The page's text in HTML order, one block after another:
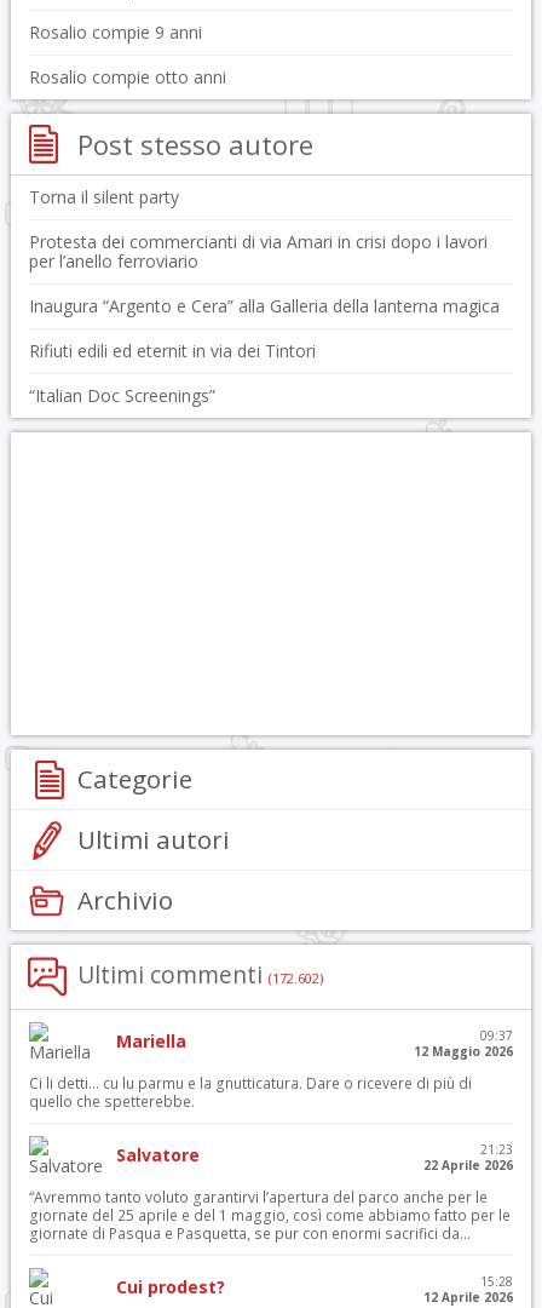
Rosalio compie 9 anni
Rosalio compie otto anni
Post stesso autore
Torna il silent party
Protesta dei commercianti di via Amari in crisi dopo i lavori
per l’anello ferroviario
Inaugura “Argento e Cera” alla Galleria della lanterna magica
Rifiuti edili ed eternit in via dei Tintori
“Italian Doc Screenings”
Categorie
Ultimi autori
Archivio
Ultimi commenti (172.602)
Mariella
09:37
12 Maggio 2026
Ci li detti… cu lu parmu e la gnutticatura. Dare o ricevere di più di
quello che spetterebbe.
Salvatore
21:23
22 Aprile 2026
“Avremmo tanto voluto garantirvi l’apertura del parco anche per le
giornate del 25 aprile e del 1 maggio, così come abbiamo fatto per le
giornate di Pasqua e Pasquetta, se pur con enormi sacrifici da...
Cui prodest?
15:28
12 Aprile 2026